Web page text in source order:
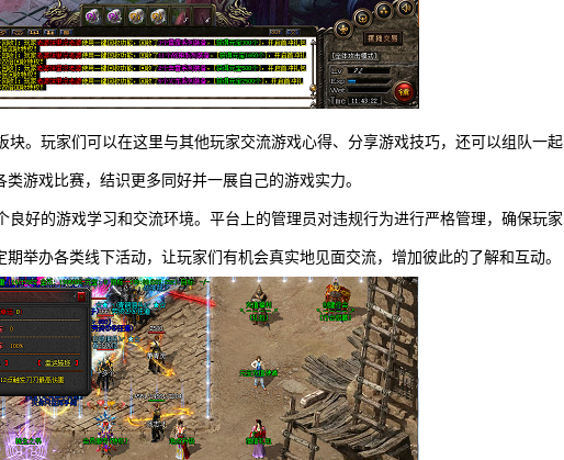
块。玩家们可以在这里与其他玩家交流游戏心得、分享游戏技巧，还可以组队一起
游戏比赛，结识更多同好并一展自己的游戏实力。
良好的游戏学习和交流环境。平台上的管理员对违规行为进行严格管理，确保玩家
举办各类线下活动，让玩家们有机会真实地见面交流，增加彼此的了解和互动。